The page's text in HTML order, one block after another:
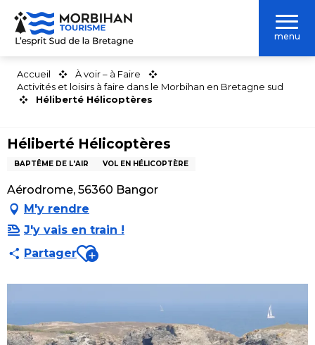
Aller
contenu
menu
Accueil
À voir – à Faire
Activités et loisirs à faire dans le Morbihan en Bretagne sud
Héliberté Hélicoptères
Héliberté Hélicoptères
BAPTÊME DE L'AIR VOL EN HÉLICOPTÈRE
Aérodrome, 56360 Bangor
M'y rendre
J'y vais en train !
PartagerAjouter aux favoris